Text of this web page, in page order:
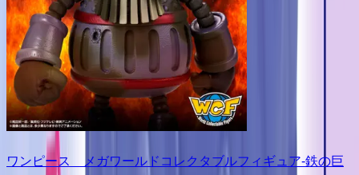
ワンピース メガワールドコレクタブルフィギュア-鉄の巨